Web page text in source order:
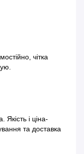
чітка
і ціна-
та доставка